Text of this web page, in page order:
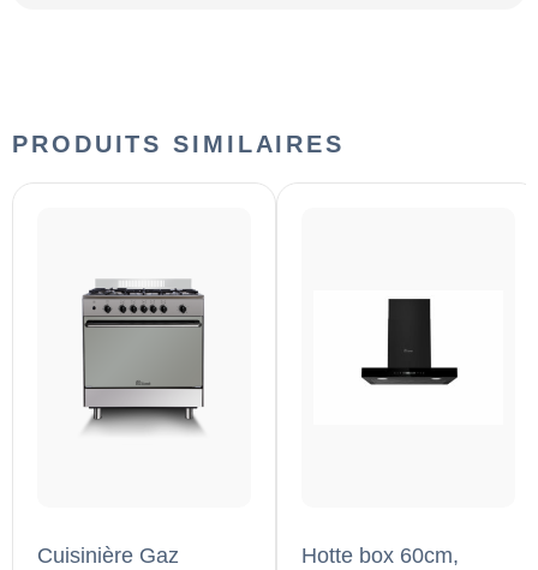
PRODUITS SIMILAIRES
Cuisinière Gaz
Hotte box 60cm,